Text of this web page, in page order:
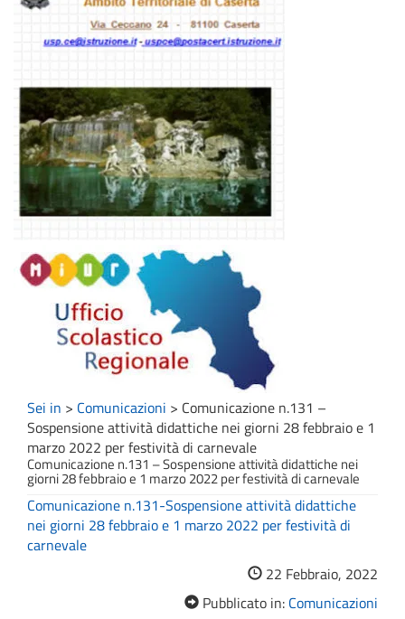
Sei in > Comunicazioni > Comunicazione n.131 –
Sospensione attività didattiche nei giorni 28 febbraio e 1
marzo 2022 per festività di carnevale
Comunicazione n.131 – Sospensione attività didattiche nei
giorni 28 febbraio e 1 marzo 2022 per festività di carnevale
Comunicazione n.131-Sospensione attività didattiche
nei giorni 28 febbraio e 1 marzo 2022 per festività di
carnevale
22 Febbraio, 2022
Pubblicato in: Comunicazioni